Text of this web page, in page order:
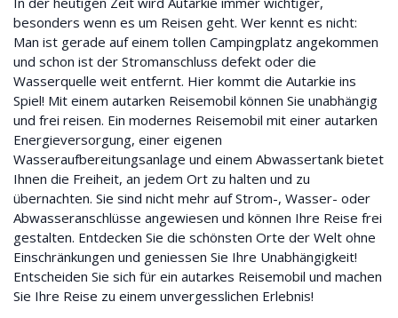
besonders wenn es um Reisen geht. Wer kennt es nicht:
Man ist gerade auf einem tollen Campingplatz angekommen
und schon ist der Stromanschluss defekt oder die
Wasserquelle weit entfernt. Hier kommt die Autarkie ins
Spiel! Mit einem autarken Reisemobil können Sie unabhängig
und frei reisen. Ein modernes Reisemobil mit einer autarken
Energieversorgung, einer eigenen
Wasseraufbereitungsanlage und einem Abwassertank bietet
Ihnen die Freiheit, an jedem Ort zu halten und zu
übernachten. Sie sind nicht mehr auf Strom-, Wasser- oder
Abwasseranschlüsse angewiesen und können Ihre Reise frei
gestalten. Entdecken Sie die schönsten Orte der Welt ohne
Einschränkungen und geniessen Sie Ihre Unabhängigkeit!
Entscheiden Sie sich für ein autarkes Reisemobil und machen
Sie Ihre Reise zu einem unvergesslichen Erlebnis!